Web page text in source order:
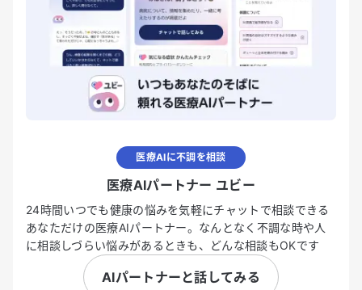
医療AIに不調を相談
医療AIパートナー ユビー
24時間いつでも健康の悩みを気軽にチャットで相談できる
あなただけの医療AIパートナー。なんとなく不調な時や人
に相談しづらい悩みがあるときも、どんな相談もOKです
AIパートナーと話してみる